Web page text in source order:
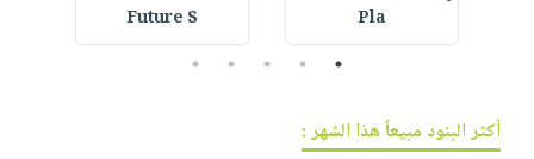
Pla
Future S
1
2
3
4
5
أكثر البنود مبيعاً هذا الشهر :